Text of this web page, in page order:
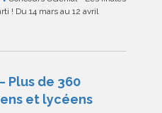
! Du 14 mars au 12 avril
Plus de 360
et lycéens